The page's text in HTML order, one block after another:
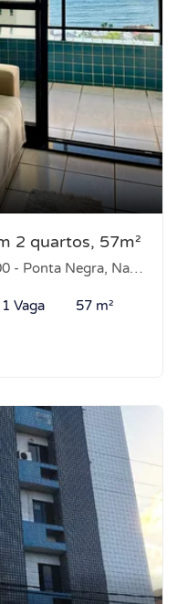
2 quartos, 57m²
Negra, Natal-RN
1 Vaga 57 m²